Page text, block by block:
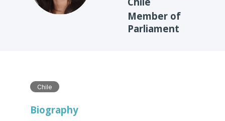
Member of
Parliament
Chile
Biography